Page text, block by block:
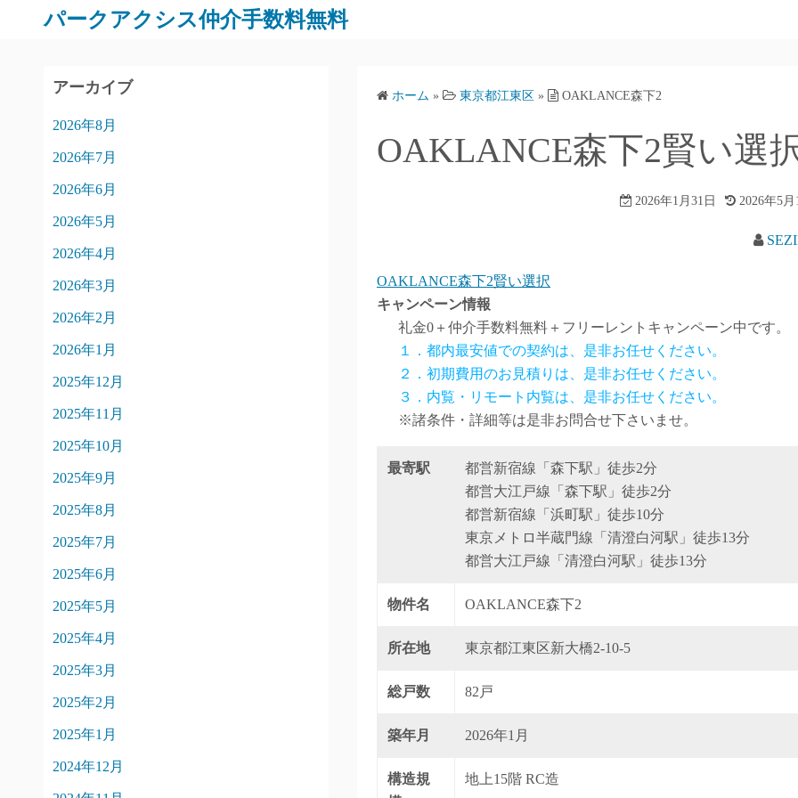
パークアクシス仲介手数料無料
ホーム » 東京都江東区 » OAKLANCE森下2
OAKLANCE森下2賢い選
2026年1月31日 2026年5月
OAKLANCE森下2賢い選択
キャンペーン情報
礼金0 ＋仲介手数料無料 ＋ フリーレント キャンペーン中です。
１．都内最安値での契約は、是非お任せください。
２．初期費用のお見積りは、是非お任せください。
３．内覧・リモート内覧は、是非お任せください。
※諸条件・詳細等は是非お問合せ下さいませ。
最寄駅
都営新宿線「森下駅」徒歩2分
都営大江戸線「森下駅」徒歩2分
都営新宿線「浜町駅」徒歩10分
東京メトロ半蔵門線「清澄白河駅」徒歩13分
都営大江戸線「清澄白河駅」徒歩13分
物件名 OAKLANCE森下2
所在地 東京都江東区新大橋2-10-5
総戸数 82戸
築年月 2026年1月
構造規
地上15階 RC造
アーカイブ
2026年8月
2026年7月
2026年6月
2026年5月
2026年4月
2026年3月
2026年2月
2026年1月
2025年12月
2025年11月
2025年10月
2025年9月
2025年8月
2025年7月
2025年6月
2025年5月
2025年4月
2025年3月
2025年2月
2025年1月
2024年12月